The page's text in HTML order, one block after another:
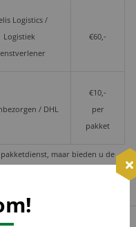
Logistics /
Logistiek
€60,-
/ DHL
€10,-
per
pakket
maar bieden u de
veiligheid en zekerheid.